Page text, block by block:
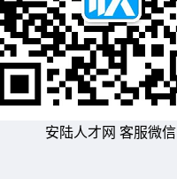
安陆人才网 客服微信